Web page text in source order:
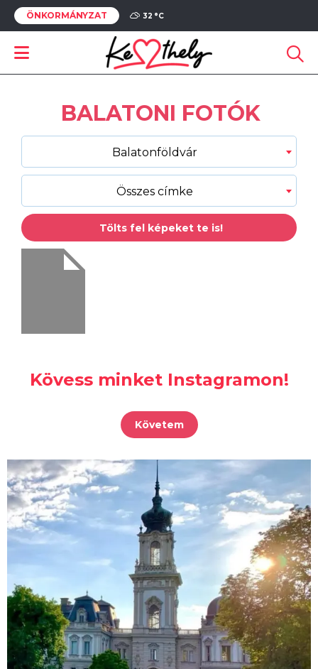
ÖNKORMÁNYZAT 32 °C
BALATONI FOTÓK
Balatonföldvár
Összes címke
Tölts fel képeket te is!
Kövess minket Instagramon!
Követem